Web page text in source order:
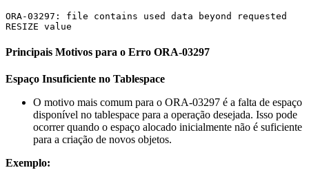
ORA-03297: file contains used data beyond requested
Principais Motivos para o Erro ORA-03297
Espaço Insuficiente no Tablespace
O motivo mais comum para o ORA-03297 é a falta de espaço
disponível no tablespace para a operação desejada. Isso pode
ocorrer quando o espaço alocado inicialmente não é suficiente
para a criação de novos objetos.
Exemplo: